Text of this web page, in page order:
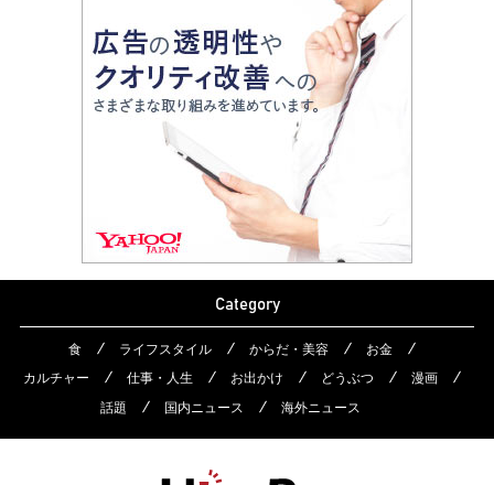
Category
食 ライフスタイル からだ・美容
お金
カルチャー
仕事・人生 お出かけ どうぶつ
漫画
話題
国内ニュース 海外ニュース